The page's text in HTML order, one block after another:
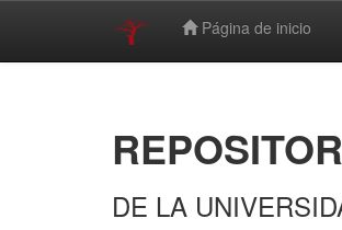
Página de inicio
DE LA